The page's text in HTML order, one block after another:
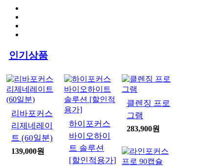
인기상품
리바포커스
리제네레이
트 (60일분)
139,000원
하이포커스
바이오하이
트 솔루션
[할인적용가]
클렌징 프로
그램
283,900원